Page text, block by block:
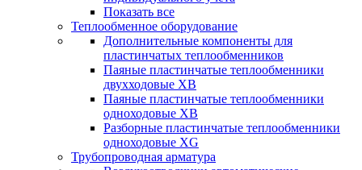
Показать все
Теплообменное оборудование
Дополнительные компоненты для
пластинчатых теплообменников
Паяные пластинчатые теплообменники
двухходовые XB
Паяные пластинчатые теплообменники
одноходовые ХВ
Разборные пластинчатые теплообменники
одноходовые ХG
Трубопроводная арматура